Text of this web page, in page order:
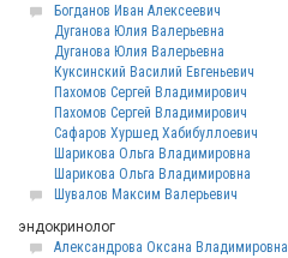
Богданов Иван Алексеевич
Дуганова Юлия Валерьевна
Дуганова Юлия Валерьевна
Куксинский Василий Евгеньевич
Пахомов Сергей Владимирович
Пахомов Сергей Владимирович
Сафаров Хуршед Хабибуллоевич
Шарикова Ольга Владимировна
Шарикова Ольга Владимировна
Шувалов Максим Валерьевич
эндокринолог
Александрова Оксана Владимировна